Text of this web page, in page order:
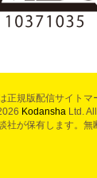
正規版配信サイト
Kodansha Ltd.
社が保有します。